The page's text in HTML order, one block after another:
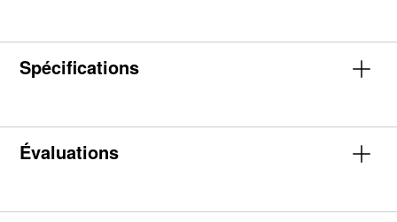
Spécifications
Évaluations